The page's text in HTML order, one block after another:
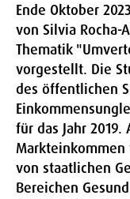
Ende Oktober
von Silvia Rocha-
Thematik
vorgestellt. Die
des öffentlichen
für das Jahr
von staatlichen
Bereichen